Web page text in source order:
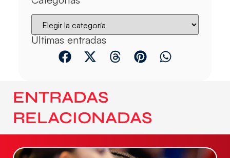
Últimas entradas
ENTRADAS
RELACIONADAS